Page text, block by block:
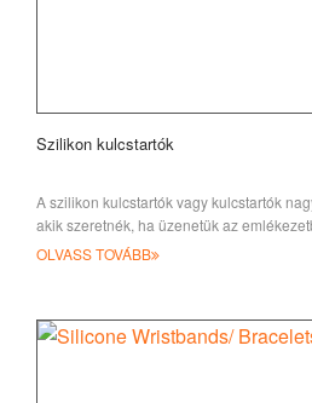
Szilikon kulcstartók
A szilikon kulcstartók vagy kulcstartók
akik szeretnék, ha üzenetük az
gyűjtemény
OLVASS TOVÁBB